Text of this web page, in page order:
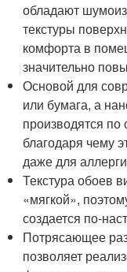
обладают
текстуры
комфорта в
значительно
Основой для
или бумага, а
производятся
благодаря чему
даже для
Текстура обоев
«мягкой»,
создается по-
Потрясающее
позволяет